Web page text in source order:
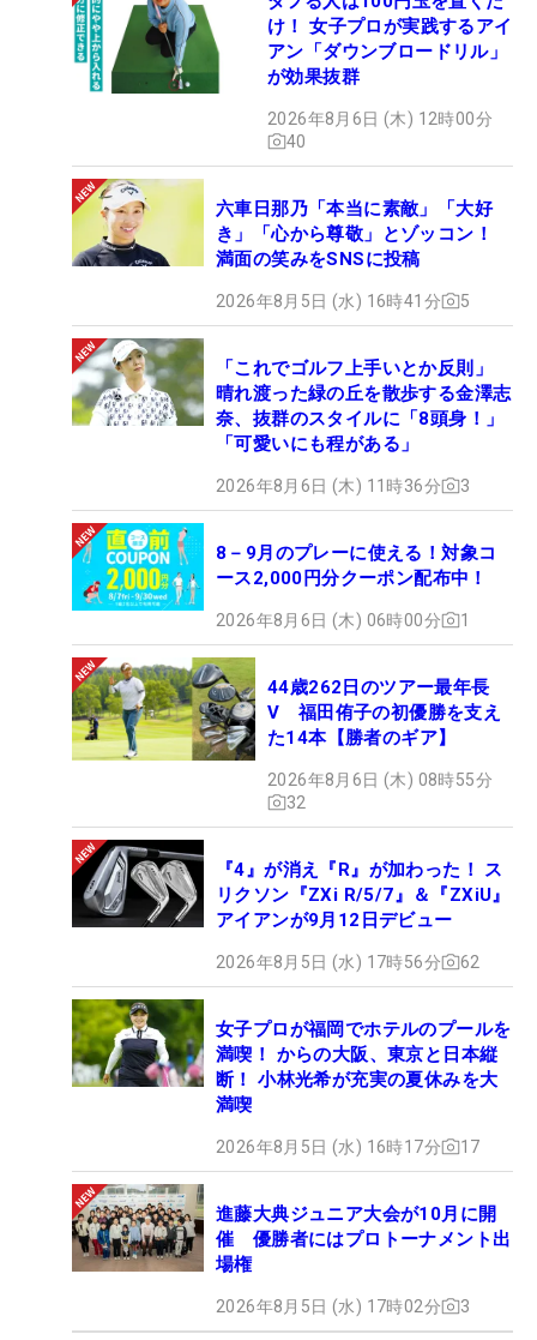
け！ 女子プロが実践するアイ
アン「ダウンブロードリル」
が効果抜群
2026年8月6日 (木) 12時00分
40
六車日那乃「本当に素敵」「大好
き」「心から尊敬」とゾッコン！
満面の笑みをSNSに投稿
2026年8月5日 (水) 16時41分 5
「これでゴルフ上手いとか反則」
晴れ渡った緑の丘を散歩する金澤志
奈、抜群のスタイルに「8頭身！」
「可愛いにも程がある」
2026年8月6日 (木) 11時36分 3
8－9月のプレーに使える！対象コ
ース2,000円分クーポン配布中！
2026年8月6日 (木) 06時00分 1
44歳262日のツアー最年長
V 福田侑子の初優勝を支え
た14本【勝者のギア】
2026年8月6日 (木) 08時55分
32
『4』が消え『R』が加わった！ ス
リクソン『ZXi R/5/7』＆『ZXiU』
アイアンが9月12日デビュー
2026年8月5日 (水) 17時56分 62
女子プロが福岡でホテルのプールを
満喫！ からの大阪、東京と日本縦
断！ 小林光希が充実の夏休みを大
満喫
2026年8月5日 (水) 16時17分 17
進藤大典ジュニア大会が10月に開
催 優勝者にはプロトーナメント出
場権
2026年8月5日 (水) 17時02分 3